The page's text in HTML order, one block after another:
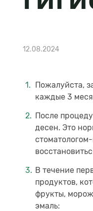
12.08.2024
Пожалуйста,
каждые 3
После
десен. Это
В течение
продуктов,
фрукты,
эмаль: